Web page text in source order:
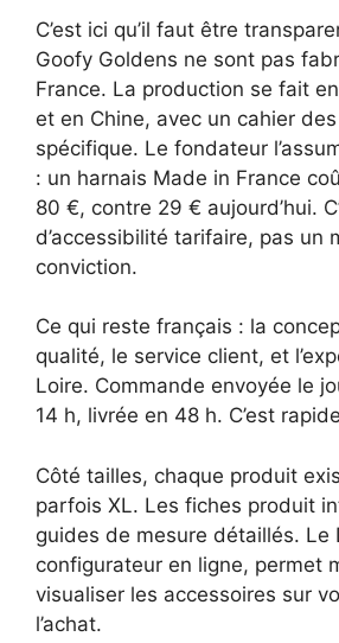
C’est ici qu’il faut être
Goofy Goldens ne sont pas
France. La production se fait en
et en Chine, avec un cahier
spécifique. Le fondateur
: un harnais Made in France
80 €, contre 29 € aujourd’hui.
d’accessibilité tarifaire, pas un
conviction.
Ce qui reste français : la
qualité, le service client, et
Loire. Commande envoyée le
14 h, livrée en 48 h. C’est
Côté tailles, chaque produit
parfois XL. Les fiches produit
guides de mesure détaillés. Le
configurateur en ligne, permet
visualiser les accessoires sur
l’achat.